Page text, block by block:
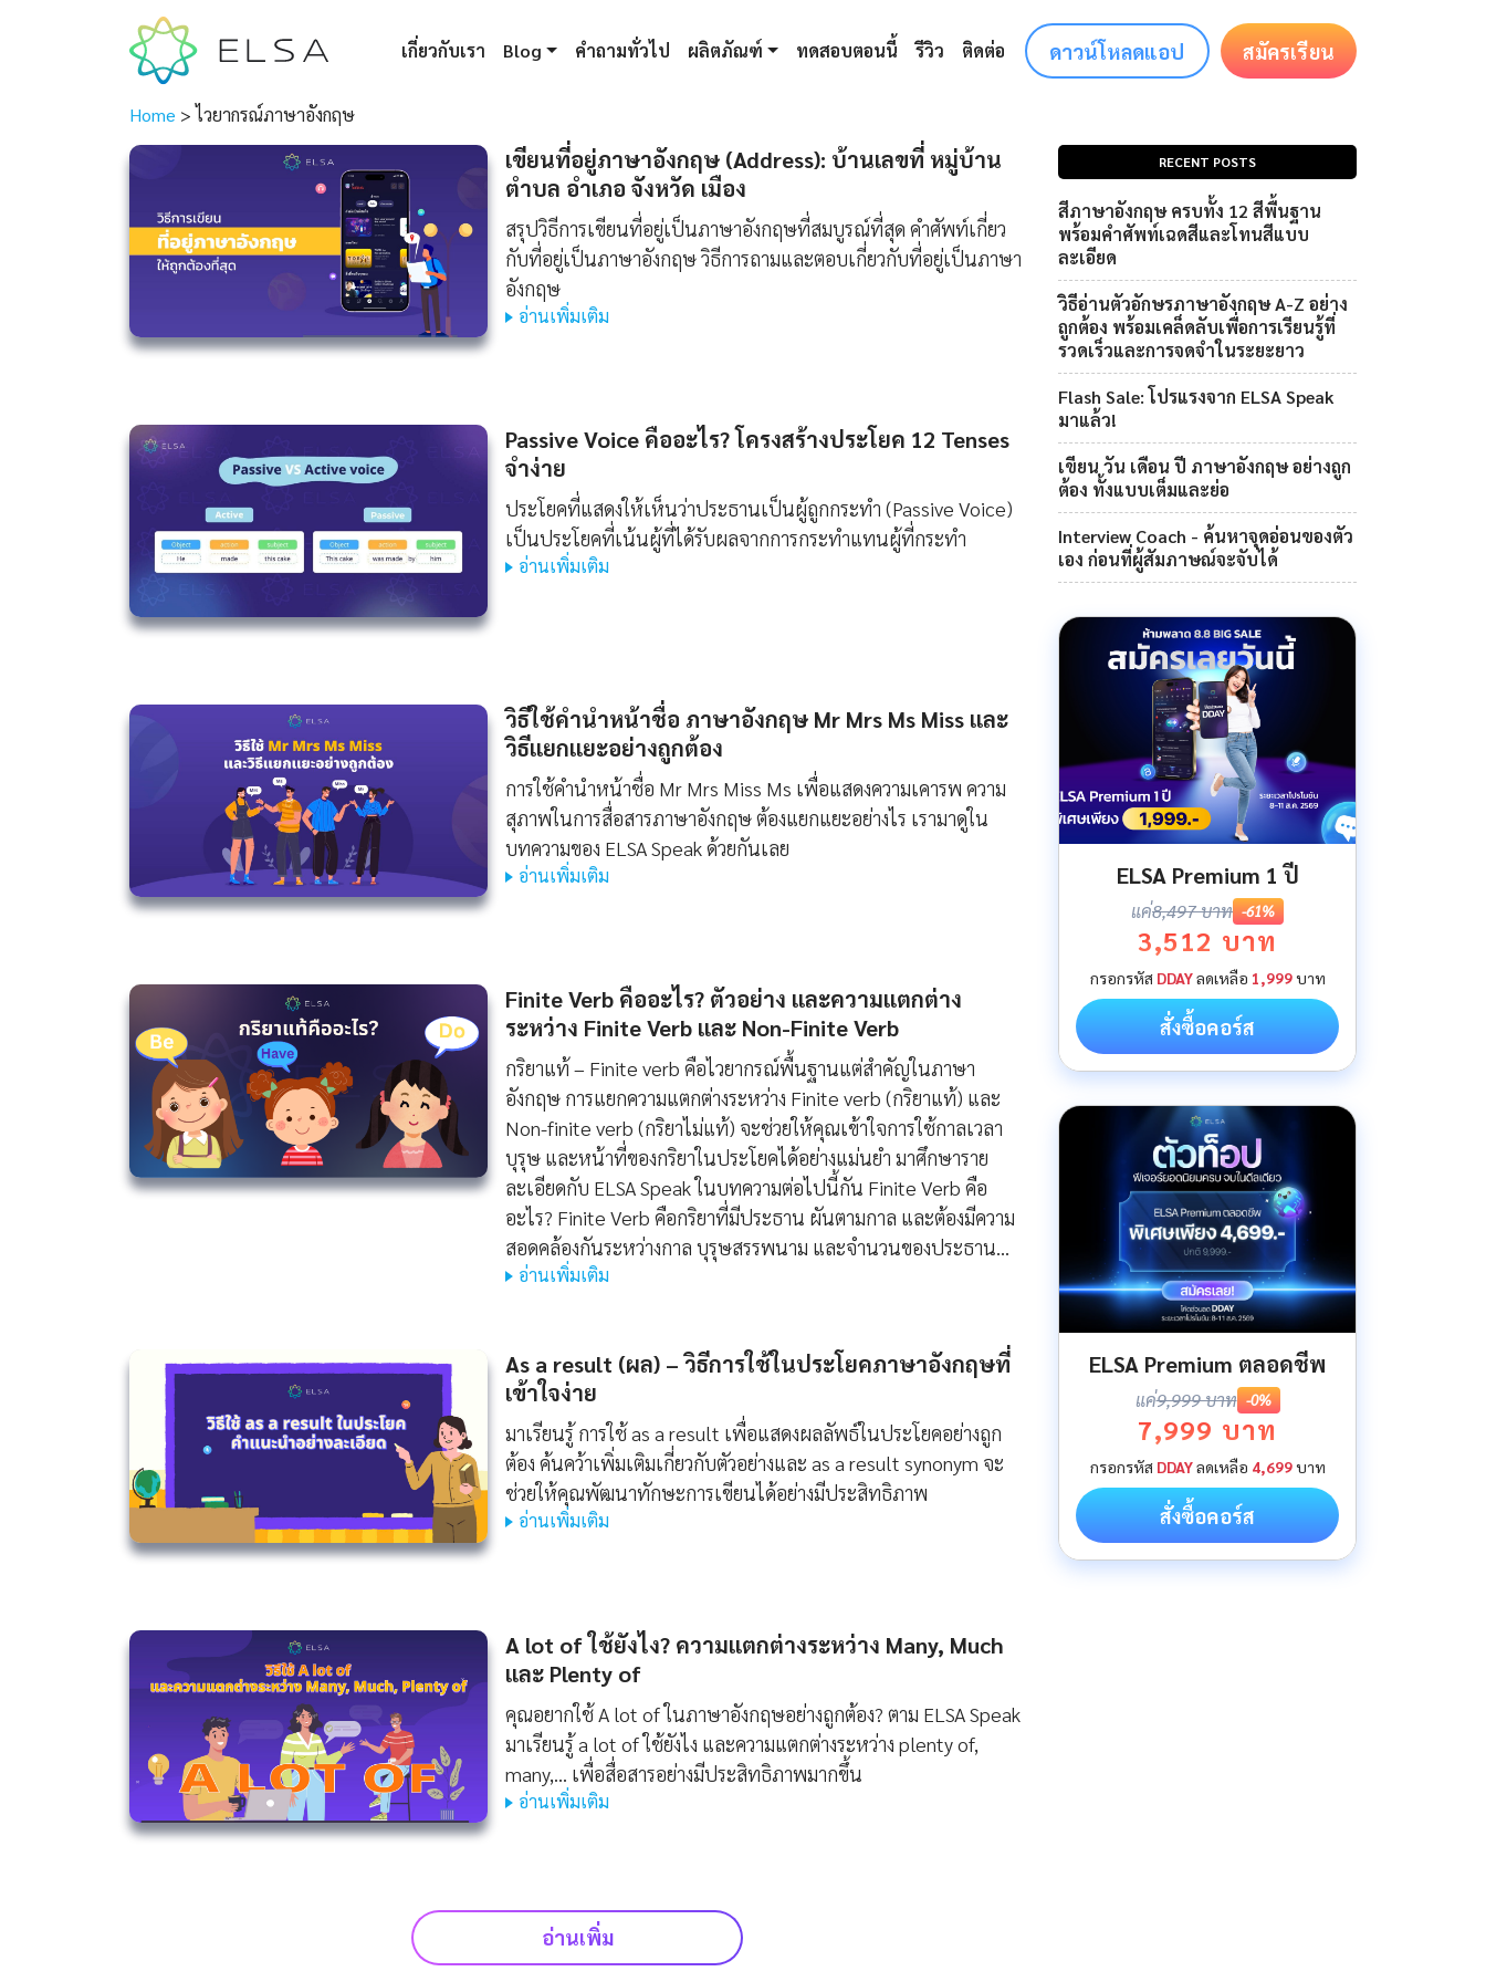
เกี่ยวกับเรา Blog คำถามทั่วไป ผลิตภัณฑ์ ทดสอบตอนนี้ รีวิว ติดต่อ ดาวน์โหลดแอป สมัครเรียน
Home >ไวยากรณ์ภาษาอังกฤษ
เขียนที่อยู่ภาษาอังกฤษ (Address): บ้านเลขที่ หมู่บ้าน
ตำบล อำเภอ จังหวัด เมือง
สรุปวิธีการเขียนที่อยู่เป็นภาษาอังกฤษที่สมบูรณ์ที่สุด คำศัพท์เกี่ยว
กับที่อยู่เป็นภาษาอังกฤษ วิธีการถามและตอบเกี่ยวกับที่อยู่เป็นภาษา
อังกฤษ
อ่านเพิ่มเติม
Passive Voice คืออะไร? โครงสร้างประโยค 12 Tenses
จำง่าย
ประโยคที่แสดงให้เห็นว่าประธานเป็นผู้ถูกกระทำ (Passive Voice)
เป็นประโยคที่เน้นผู้ที่ได้รับผลจากการกระทำแทนผู้ที่กระทำ
อ่านเพิ่มเติม
วิธีใช้คํานําหน้าชื่อ ภาษาอังกฤษ Mr Mrs Ms Miss และ
วิธีแยกแยะอย่างถูกต้อง
การใช้คำนำหน้าชื่อ Mr Mrs Miss Ms เพื่อแสดงความเคารพ ความ
สุภาพในการสื่อสารภาษาอังกฤษ ต้องแยกแยะอย่างไร เรามาดูใน
บทความของ ELSA Speak ด้วยกันเลย
อ่านเพิ่มเติม
Finite Verb คืออะไร? ตัวอย่าง และความแตกต่าง
ระหว่าง Finite Verb และ Non-Finite Verb
กริยาแท้ – Finite verb คือไวยากรณ์พื้นฐานแต่สำคัญในภาษา
อังกฤษ การแยกความแตกต่างระหว่าง Finite verb (กริยาแท้) และ
Non-finite verb (กริยาไม่แท้) จะช่วยให้คุณเข้าใจการใช้กาลเวลา
บุรุษ และหน้าที่ของกริยาในประโยคได้อย่างแม่นยำ มาศึกษาราย
ละเอียดกับ ELSA Speak ในบทความต่อไปนี้กัน Finite Verb คือ
อะไร? Finite Verb คือกริยาที่มีประธาน ผันตามกาล และต้องมีความ
สอดคล้องกันระหว่างกาล บุรุษสรรพนาม และจำนวนของประธาน…
อ่านเพิ่มเติม
As a result (ผล) – วิธีการใช้ในประโยคภาษาอังกฤษที่
เข้าใจง่าย
มาเรียนรู้ การใช้ as a result เพื่อแสดงผลลัพธ์ในประโยคอย่างถูก
ต้อง ค้นคว้าเพิ่มเติมเกี่ยวกับตัวอย่างและ as a result synonym จะ
ช่วยให้คุณพัฒนาทักษะการเขียนได้อย่างมีประสิทธิภาพ
อ่านเพิ่มเติม
A lot of ใช้ยังไง? ความแตกต่างระหว่าง Many, Much
และ Plenty of
คุณอยากใช้ A lot of ในภาษาอังกฤษอย่างถูกต้อง? ตาม ELSA Speak
มาเรียนรู้ a lot of ใช้ยังไง และความแตกต่างระหว่าง plenty of,
many,... เพื่อสื่อสารอย่างมีประสิทธิภาพมากขึ้น
อ่านเพิ่มเติม
อ่านเพิ่ม
RECENT POSTS
สีภาษาอังกฤษ ครบทั้ง 12 สีพื้นฐาน
พร้อมคำศัพท์เฉดสีและโทนสีแบบ
ละเอียด
วิธีอ่านตัวอักษรภาษาอังกฤษ A-Z อย่าง
ถูกต้อง พร้อมเคล็ดลับเพื่อการเรียนรู้ที่
รวดเร็วและการจดจำในระยะยาว
Flash Sale: โปรแรงจาก ELSA Speak
มาแล้ว!
เขียน วัน เดือน ปี ภาษาอังกฤษ อย่างถูก
ต้อง ทั้งแบบเต็มและย่อ
Interview Coach - ค้นหาจุดอ่อนของตัว
เอง ก่อนที่ผู้สัมภาษณ์จะจับได้
ELSA Premium 1 ปี
แค่8,497 บาท -61%
3,512 บาท
กรอกรหัส DDAYลดเหลือ 1,999บาท
สั่งซื้อคอร์ส
ELSA Premium ตลอดชีพ
แค่9,999 บาท -0%
7,999 บาท
กรอกรหัส DDAYลดเหลือ 4,699บาท
สั่งซื้อคอร์ส